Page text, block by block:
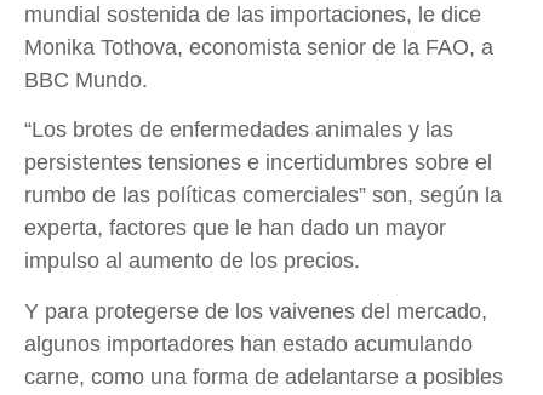
mundial sostenida de las importaciones, le dice
Monika Tothova, economista senior de la FAO, a
BBC Mundo.
“Los brotes de enfermedades animales y las
persistentes tensiones e incertidumbres sobre el
rumbo de las políticas comerciales” son, según la
experta, factores que le han dado un mayor
impulso al aumento de los precios.
Y para protegerse de los vaivenes del mercado,
algunos importadores han estado acumulando
carne, como una forma de adelantarse a posibles